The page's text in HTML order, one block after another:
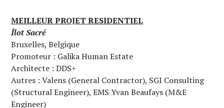
MEILLEUR PROJET RESIDENTIEL
Îlot Sacré
Bruxelles, Belgique
Promoteur : Galika Human Estate
Architecte : DDS+
Autres : Valens (General Contractor), SGI Consulting
(Structural Engineer), EMS Yvan Beaufays (M&E
Engineer)